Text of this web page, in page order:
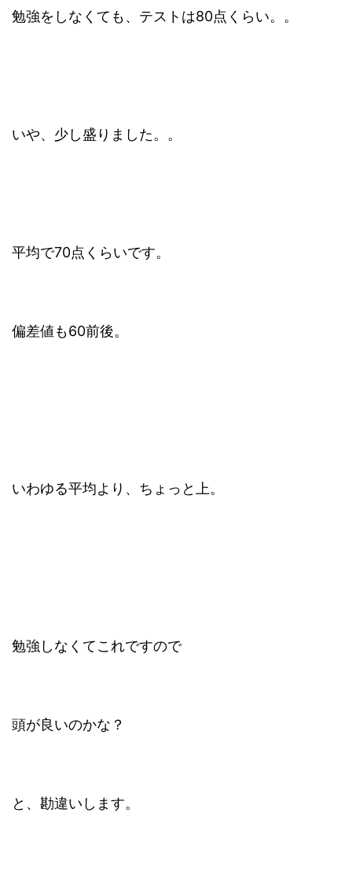
勉強をしなくても、テストは80点くらい。。
いや、少し盛りました。。
平均で70点くらいです。
偏差値も60前後。
いわゆる平均より、ちょっと上。
勉強しなくてこれですので
頭が良いのかな？
と、勘違いします。